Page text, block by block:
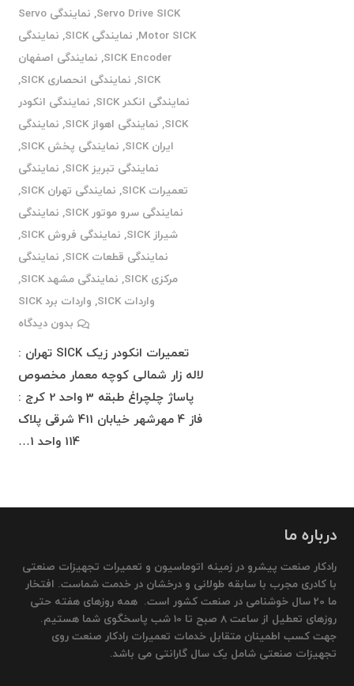
Servo Drive SICK
,
نمایندگی Servo
Motor SICK
, نمایندگی SICK , نمایندگی
SICK Encoder
, نمایندگی اصفهان
SICK
, نمایندگی انحصاری SICK
,
نمایندگی انکدر SICK
, نمایندگی انکودر
SICK
, نمایندگی اهواز SICK , نمایندگی
ایران SICK
, نمایندگی پخش SICK
,
نمایندگی تبریز SICK
, نمایندگی
تعمیرات SICK
, نمایندگی تهران SICK
,
نمایندگی سرو موتور SICK
, نمایندگی
شیراز SICK
, نمایندگی فروش SICK
,
نمایندگی قطعات SICK
, نمایندگی
مرکزی SICK
, نمایندگی مشهد SICK
,
واردات SICK
, واردات برد SICK
بدون دیدگاه
تعمیرات انکودر زیک SICK تهران :
لاله زار شمالی کوچه معمار مخصوص
پاساژ چلچراغ طبقه 3 واحد 2 کرج :
فاز 4 مهرشهر خیابان 411 شرقی پلاک
114 واحد 1…
درباره ما
رادکار صنعت پیشرو در زمینه اتوماسیون و تعمیرات تجهیزات صنعتی
با کادری مجرب با سابقه طولانی و درخشان در خدمت شماست. افتخار
ما 20 سال خوشنامی در صنعت کشور است. همه روزهای هفته حتی
روزهای تعطیل از ساعت 8 صبح تا 10 شب پاسخگوی شما هستیم.
جهت کسب اطمینان متقابل خدمات تعمیرات رادکار صنعت روی
تجهیزات صنعتی شامل یک سال گارانتی می باشد.